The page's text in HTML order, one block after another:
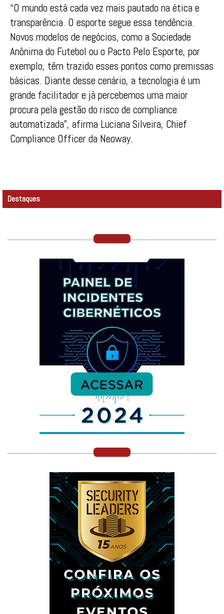
“O mundo está cada vez mais pautado na ética e
transparência. O esporte segue essa tendência.
Novos modelos de negócios, como a Sociedade
Anônima do Futebol ou o Pacto Pelo Esporte, por
exemplo, têm trazido esses pontos como premissas
básicas. Diante desse cenário, a tecnologia é um
grande facilitador e já percebemos uma maior
procura pela gestão do risco de compliance
automatizada”, afirma Luciana Silveira, Chief
Compliance Officer da Neoway.
Destaques